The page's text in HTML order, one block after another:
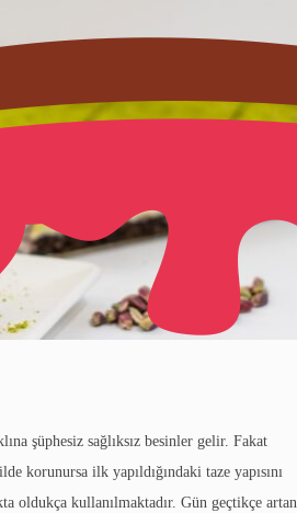
şüphesiz sağlıksız besinler gelir. Fakat
korunursa ilk yapıldığındaki taze yapısını
oldukça kullanılmaktadır. Gün geçtikçe artan